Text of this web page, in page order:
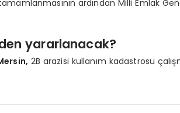
ardından Milli Emlak
yararlanacak?
2B arazisi kullanım kadastrosu